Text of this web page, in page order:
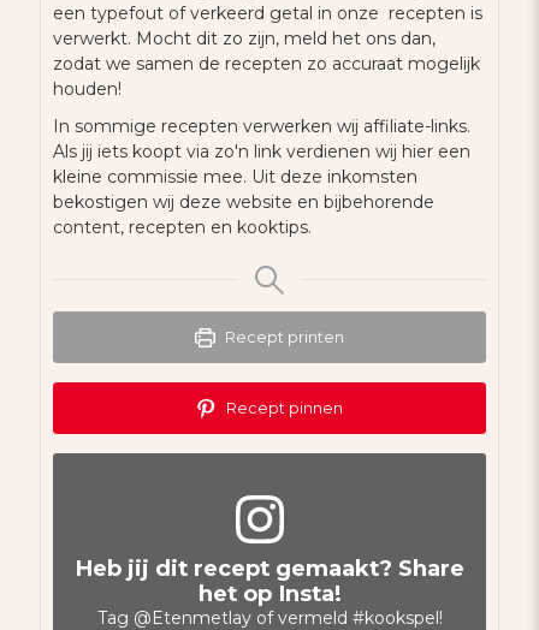
een typefout of verkeerd getal in onze recepten is
verwerkt. Mocht dit zo zijn, meld het ons dan,
zodat we samen de recepten zo accuraat mogelijk
houden!
In sommige recepten verwerken wij affiliate-links.
Als jij iets koopt via zo'n link verdienen wij hier een
kleine commissie mee. Uit deze inkomsten
bekostigen wij deze website en bijbehorende
content, recepten en kooktips.
Recept printen
Recept pinnen
Heb jij dit recept gemaakt? Share
het op Insta!
Tag @Etenmetlayof vermeld #kookspel!